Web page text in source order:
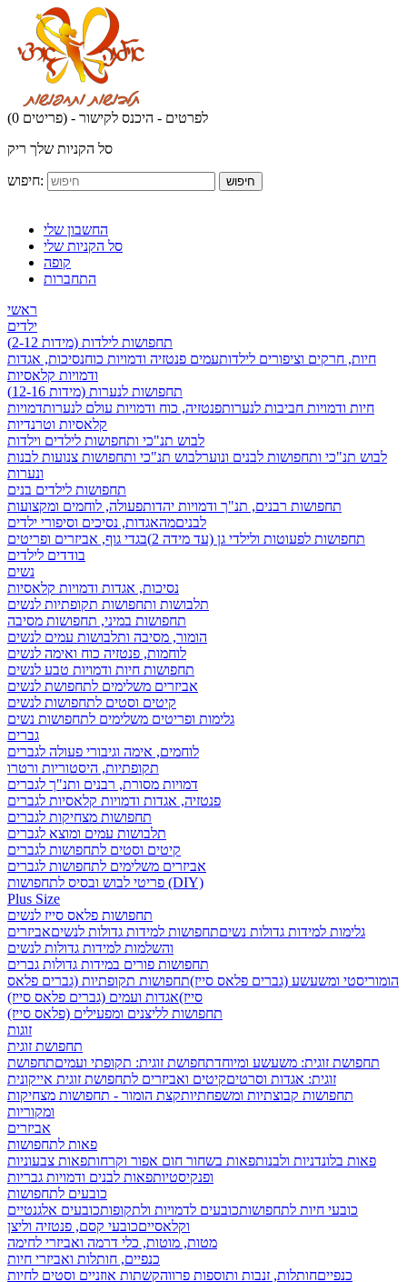
(0 פריטים) - לפרטים - היכנס לקישור
סל הקניות שלך ריק
חיפוש: חיפוש
החשבון שלי
סל הקניות שלי
קופה
התחברות
ראשי
ילדים
תחפושות לילדות (מידות 2-12)
חיות, חרקים וציפורים לילדותעמים פנטזיה ודמויות כוחנסיכות, אגדות
ודמויות קלאסיות
תחפושות לנערות (מידות 12-16)
חיות ודמויות חביבות לנערותפנטזיה, כוח ודמויות עולם לנערותדמויות
קלאסיות וטרנדיות
לבוש תנ"כי ותחפושות לילדים וילדות
לבוש תנ"כי ותחפושות לבנים ונוערלבוש תנ"כי ותחפושות צנועות לבנות
ונערות
תחפושות לילדים בנים
תחפושות רבנים, תנ"ך ודמויות יהדותפעולה, לוחמים ומקצועות
לבניםמהאגדות, נסיכים וסיפורי ילדים
תחפושות לפעוטות ולילדי גן (עד מידה 2)
בגדי גוף, אביזרים ופריטים
בודדים לילדים
נשים
נסיכות, אגדות ודמויות קלאסיות
תלבושות ותחפושות תקופתיות לנשים
תחפושות במיני, תחפושות מסיבה
הומור, מסיבה ותלבושות עמים לנשים
לוחמות, פנטזיה כוח ואימה לנשים
תחפושות חיות ודמויות טבע לנשים
אביזרים משלימים לתחפושת לנשים
קיטים וסטים לתחפושות לנשים
גלימות ופריטים משלימים לתחפושות נשים
גברים
לוחמים, אימה וגיבורי פעולה לגברים
תקופתיות, היסטוריות ורטרו
דמויות מסורת, רבנים ותנ"ך לגברים
פנטזיה, אגדות ודמויות קלאסיות לגברים
תחפושות מצחיקות לגברים
תלבושות עמים ומוצא לגברים
קיטים וסטים לתחפושות לגברים
אביזרים משלימים לתחפושות לגברים
פריטי לבוש ובסיס לתחפושות (DIY)
Plus Size
תחפושות פלאס סייז לנשים
גלימות למידות גדולות נשיםתחפושות למידות גדולות לנשיםאביזרים
והשלמות למידות גדולות לנשים
תחפושות פורים במידות גדולות גברים
הומוריסטי ומשעשע (גברים פלאס סייז)תחפושות תקופתיות (גברים פלאס
סייז)אגדות ועמים (גברים פלאס סייז)
תחפושות לליצנים ומפעילים (פלאס סייז)
זוגות
תחפושת זוגית
תחפושת זוגית: משעשע ומיוחדתחפושת זוגית: תקופתי ועמיםתחפושת
זוגית: אגדות וסרטיםקיטים ואביזרים לתחפושת זוגית אייקונית
תחפושות קבוצתיות ומשפחתיותקצת הומור - תחפושות מצחיקות
ומקוריות
אביזרים
פאות לתחפושות
פאות בלונדניות ולבנותפאות בשחור חום אפור וקרחותפאות צבעוניות
ופנקיסטיותפאות לבנים ודמויות גבריות
כובעים לתחפושות
כובעי חיות לתחפושותכובעים לדמויות ולתקופותכובעים אלגנטיים
וקלאסייםכובעי קסם, פנטזיה וליצן
מטות, מוטות, כלי דרמה ואביזרי לחימה
כנפיים, חותלות ואביזרי חיות
כנפייםחותלות, זנבות ותוספות פרווהקשתות אוזניים וסטים לחיות